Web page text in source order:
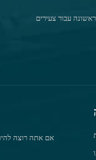
עבור צעירים
אם אתה רוצה